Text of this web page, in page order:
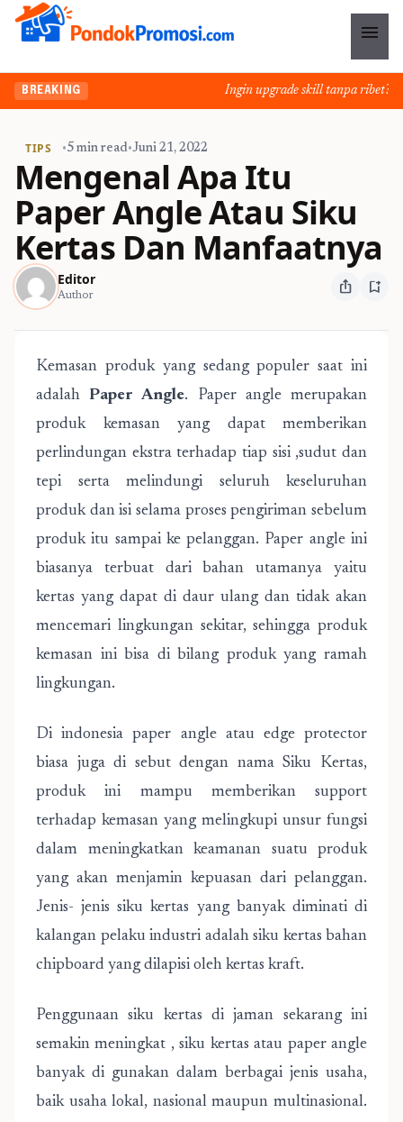
menu
BREAKING Ingin upgrade skill tanpa ribet?
TIPS •5 min read•Juni 21, 2022
Mengenal Apa Itu
Paper Angle Atau Siku
Kertas Dan Manfaatnya
Editor
Author ios_share bookmark_add
Kemasan produk yang sedang populer saat ini
adalahPaper Angle. Paper angle merupakan
produk kemasan yang dapat memberikan
perlindungan ekstra terhadap tiap sisi ,sudut dan
tepi serta melindungi seluruh keseluruhan
produk dan isi selama proses pengiriman sebelum
produk itu sampai ke pelanggan. Paper angle ini
biasanya terbuat dari bahan utamanya yaitu
kertas yang dapat di daur ulang dan tidak akan
mencemari lingkungan sekitar, sehingga produk
kemasan ini bisa di bilang produk yang ramah
lingkungan.
Di indonesia paper angle atau edge protector
biasa juga di sebut dengan nama Siku Kertas,
produk ini mampu memberikan support
terhadap kemasan yang melingkupi unsur fungsi
dalam meningkatkan keamanan suatu produk
yang akan menjamin kepuasan dari pelanggan.
Jenis- jenis siku kertas yang banyak diminati di
kalangan pelaku industri adalah siku kertas bahan
chipboard yang dilapisi oleh kertas kraft.
Penggunaan siku kertas di jaman sekarang ini
semakin meningkat , siku kertas atau paper angle
banyak di gunakan dalam berbagai jenis usaha,
baik usaha lokal, nasional maupun multinasional.